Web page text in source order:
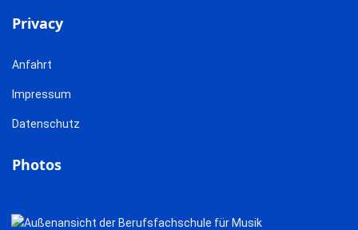
Privacy
Anfahrt
Impressum
Datenschutz
Photos